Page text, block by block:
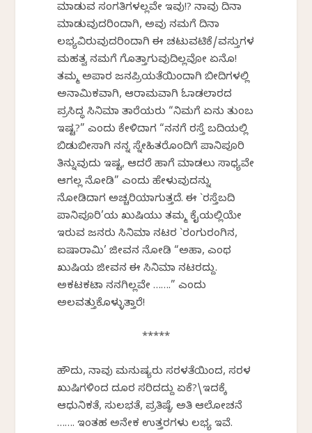
ಮಾಡುವ ಸಂಗತಿಗಳಲ್ಲವೇ ಇವು!? ನಾವು ದಿನಾ
ಮಾಡುವುದರಿಂದಾಗಿ, ಅವು ನಮಗೆ ದಿನಾ
ಲಭ್ಯವಿರುವುದರಿಂದಾಗಿ ಈ ಚಟುವಟಿಕೆ/ವಸ್ತುಗಳ
ಮಹತ್ವ ನಮಗೆ ಗೊತ್ತಾಗುವುದಿಲ್ಲವೋ ಏನೊ!
ತಮ್ಮ ಅಪಾರ ಜನಪ್ರಿಯತೆಯಿಂದಾಗಿ ಬೀದಿಗಳಲ್ಲಿ
ಅನಾಮಿಕವಾಗಿ, ಆರಾಮವಾಗಿ ಓಡಾಡಲಾರದ
ಪ್ರಸಿದ್ಧ ಸಿನಿಮಾ ತಾರೆಯರು “ನಿಮಗೆ ಏನು ತುಂಬ
ಇಷ್ಟ?” ಎಂದು ಕೇಳಿದಾಗ “ನನಗೆ ರಸ್ತೆ ಬದಿಯಲ್ಲಿ
ಬಿಡುಬೀಸಾಗಿ ನನ್ನ ಸ್ನೇಹಿತರೊಂದಿಗೆ ಪಾನಿಪೂರಿ
ತಿನ್ನುವುದು ಇಷ್ಟ, ಆದರೆ ಹಾಗೆ ಮಾಡಲು ಸಾಧ್ಯವೇ
ಆಗಲ್ಲ ನೋಡಿ” ಎಂದು ಹೇಳುವುದನ್ನು
ನೋಡಿದಾಗ ಅಚ್ಚರಿಯಾಗುತ್ತದೆ. ಈ `ರಸ್ತೆಬದಿ
ಪಾನಿಪೂರಿ’ಯ ಖುಷಿಯು ತಮ್ಮ ಕೈಯಲ್ಲಿಯೇ
ಇರುವ ಜನರು ಸಿನಿಮಾ ನಟರ `ರಂಗುರಂಗಿನ,
ಐಷಾರಾಮಿ’ ಜೀವನ ನೋಡಿ “ಅಹಾ, ಎಂಥ
ಖುಷಿಯ ಜೀವನ ಈ ಸಿನಿಮಾ ನಟರದ್ದು.
ಅಕಟಕಟಾ ನನಗಿಲ್ಲವೇ …….” ಎಂದು
ಅಲವತ್ತುಕೊಳ್ಳುತ್ತಾರೆ!
*****
ಹೌದು, ನಾವು ಮನುಷ್ಯರು ಸರಳತೆಯಿಂದ, ಸರಳ
ಖುಷಿಗಳಿಂದ ದೂರ ಸರಿದದ್ದು ಏಕೆ?\ಇದಕ್ಕೆ
ಆಧುನಿಕತೆ, ಸುಲಭತೆ, ಪ್ರತಿಷ್ಠೆ, ಅತಿ ಆಲೋಚನೆ
……. ಇಂತಹ ಅನೇಕ ಉತ್ತರಗಳು ಲಭ್ಯ ಇವೆ.